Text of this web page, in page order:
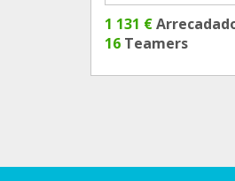
1 131 €
16 Teamers